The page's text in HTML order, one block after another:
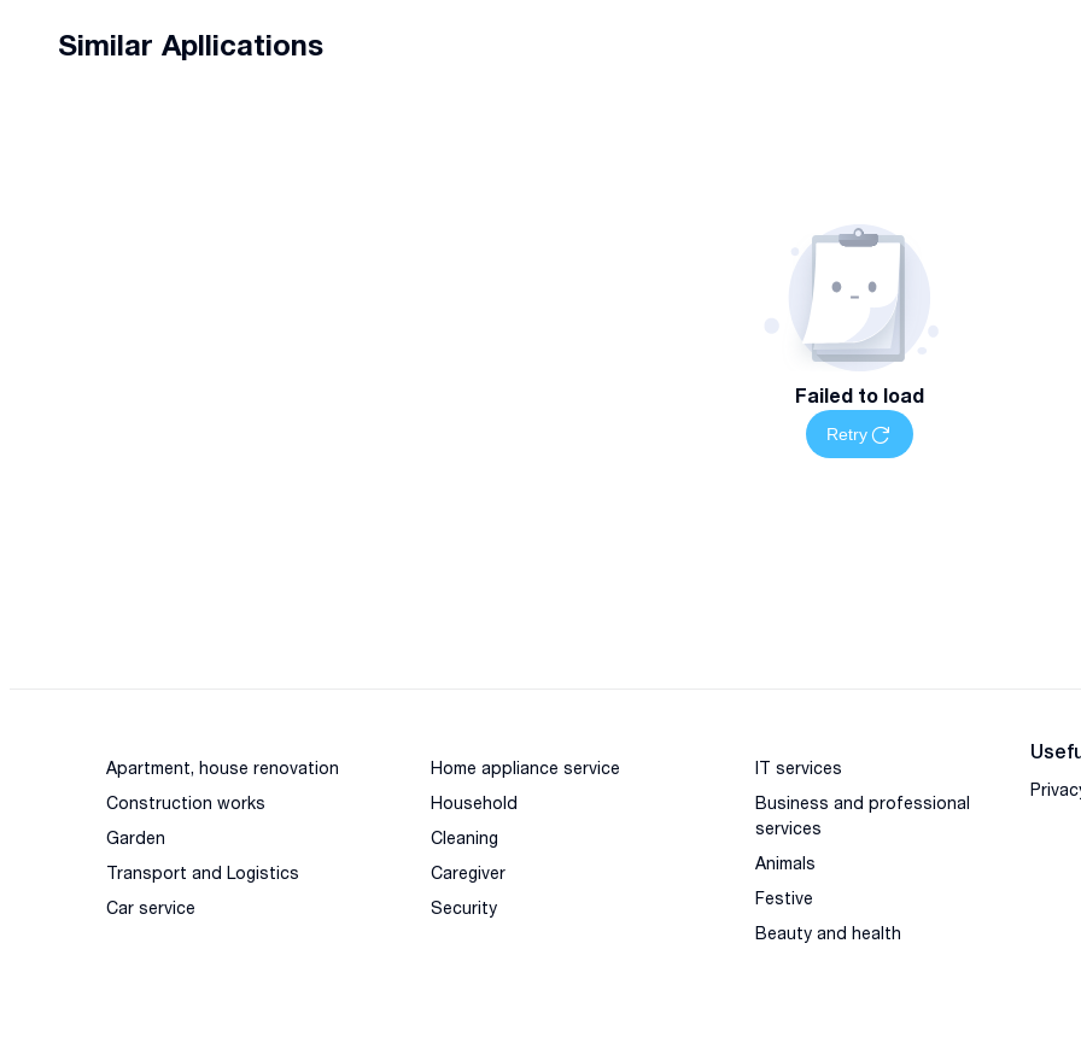
Similar Apllications
Failed to load
Retry
Apartment, house renovation
Construction works
Garden
Transport and Logistics
Car service
Home appliance service
Household
Cleaning
Caregiver
Security
IT services
Business and professional
services
Animals
Festive
Beauty and health